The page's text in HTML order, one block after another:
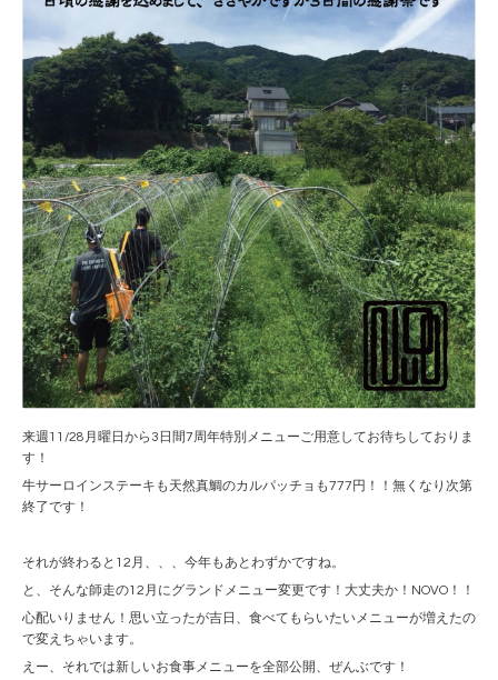
来週11/28月曜日から3日間7周年特別メニューご用意してお待ちしておりま
す！
牛サーロインステーキも天然真鯛のカルパッチョも777円！！無くなり次第
終了です！
それが終わると12月、、、今年もあとわずかですね。
と、そんな師走の12月にグランドメニュー変更です！大丈夫か！NOVO！！
心配いりません！思い立ったが吉日、食べてもらいたいメニューが増えたの
で変えちゃいます。
えー、それでは新しいお食事メニューを全部公開、ぜんぶです！